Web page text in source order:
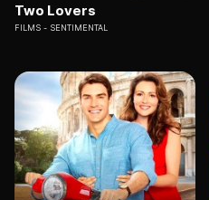
Two Lovers
FILMS SENTIMENTAL